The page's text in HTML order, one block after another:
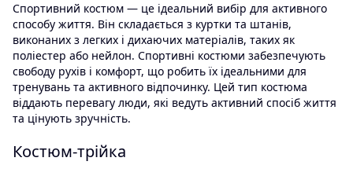
Спортивний костюм — це ідеальний вибір для активного
способу життя. Він складається з куртки та штанів,
виконаних з легких і дихаючих матеріалів, таких як
поліестер або нейлон. Спортивні костюми забезпечують
свободу рухів і комфорт, що робить їх ідеальними для
тренувань та активного відпочинку. Цей тип костюма
віддають перевагу люди, які ведуть активний спосіб життя
та цінують зручність.
Костюм-трійка